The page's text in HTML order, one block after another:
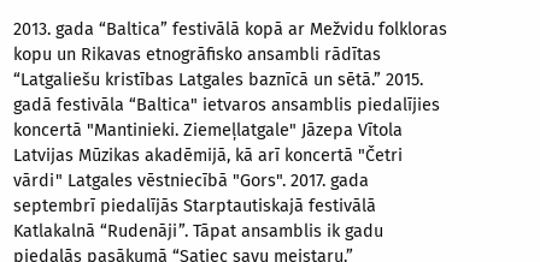
2013. gada “Baltica” festivālā kopā ar Mežvidu folkloras
kopu un Rikavas etnogrāfisko ansambli rādītas
“Latgaliešu kristības Latgales baznīcā un sētā.” 2015.
gadā festivāla “Baltica" ietvaros ansamblis piedalījies
koncertā "Mantinieki. Ziemeļlatgale" Jāzepa Vītola
Latvijas Mūzikas akadēmijā, kā arī koncertā "Četri
vārdi" Latgales vēstniecībā "Gors". 2017. gada
septembrī piedalījās Starptautiskajā festivālā
Katlakalnā “Rudenāji”. Tāpat ansamblis ik gadu
piedalās pasākumā “Satiec savu meistaru.”